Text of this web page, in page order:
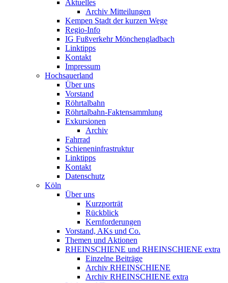
Aktuelles
Archiv Mitteilungen
Kempen Stadt der kurzen Wege
Regio-Info
IG Fußverkehr Mönchengladbach
Linktipps
Kontakt
Impressum
Hochsauerland
Über uns
Vorstand
Röhrtalbahn
Röhrtalbahn-Faktensammlung
Exkursionen
Archiv
Fahrrad
Schieneninfrastruktur
Linktipps
Kontakt
Datenschutz
Köln
Über uns
Kurzporträt
Rückblick
Kernforderungen
Vorstand, AKs und Co.
Themen und Aktionen
RHEINSCHIENE und RHEINSCHIENE extra
Einzelne Beiträge
Archiv RHEINSCHIENE
Archiv RHEINSCHIENE extra